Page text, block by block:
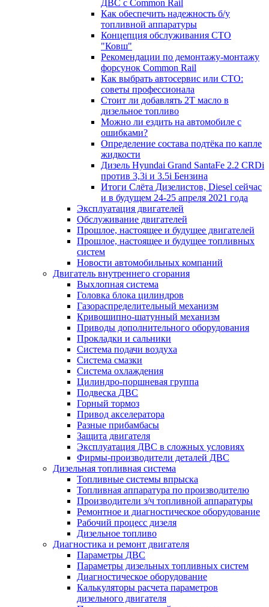
ДВС с Common Rail
Как обеспечить надежность б/у
топливной аппаратуры
Концепция обслуживания СТО
"Ковш"
Рекомендации по демонтажу-монтажу
форсунок Common Rail
Как выбрать автосервис или СТО:
советы профессионала
Стоит ли добавлять 2T масло в
дизельное топливо
Можно ли ездить на автомобиле с
ошибками?
Определение состава подтёка по капле
жидкости
Дизель Hyundai Grand SantaFe 2.2 CRDi
против 3,3i и 3.5i Бензина
Итоги Слёта Дизелистов, Diesel сейчас
и в будущем 24-25 апреля 2021 года
Эксплуатация двигателей
Обслуживание двигателей
Прошлое, настоящее и будущее двигателей
Прошлое, настоящее и будущее топливных
систем
Новости автомобильных компаний
Двигатель внутреннего сгорания
Выхлопная система
Головка блока цилиндров
Газораспределительный механизм
Кривошипно-шатунный механизм
Приводы дополнительного оборудования
Прокладки и сальники
Система подачи воздуха
Система смазки
Система охлаждения
Цилиндро-поршневая группа
Подвеска ДВС
Горный тормоз
Привод акселератора
Разные прибамбасы
Защита двигателя
Эксплуатация ДВС в сложных условиях
Фирмы-производители деталей ДВС
Дизельная топливная система
Топливные системы впрыска
Топливная аппаратура по производителю
Производители з/ч топливной аппаратуры
Ремонтное и диагностическое оборудование
Рабочий процесс дизеля
Дизельное топливо
Диагностика и ремонт двигателя
Параметры ДВС
Параметры дизельных топливных систем
Диагностическое оборудование
Калькуляторы расчета параметров
дизельного двигателя